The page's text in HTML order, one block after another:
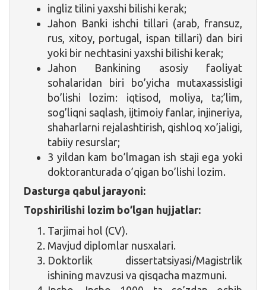
ingliz tilini yaxshi bilishi kerak;
Jahon Banki ishchi tillari (arab, fransuz,
rus, xitoy, portugal, ispan tillari) dan biri
yoki bir nechtasini yaxshi bilishi kerak;
Jahon Bankining asosiy faoliyat
sohalaridan biri bo’yicha mutaxassisligi
bo’lishi lozim: iqtisod, moliya, ta;’lim,
sog’liqni saqlash, ijtimoiy fanlar, injineriya,
shaharlarni rejalashtirish, qishloq xo’jaligi,
tabiiy resurslar;
3 yildan kam bo’lmagan ish staji ega yoki
doktoranturada o’qigan bo’lishi lozim.
Dasturga qabul jarayoni:
Topshirilishi lozim bo’lgan hujjatlar:
Tarjimai hol (CV).
Mavjud diplomlar nusxalari.
Doktorlik dissertatsiyasi/Magistrlik
ishining mavzusi va qisqacha mazmuni.